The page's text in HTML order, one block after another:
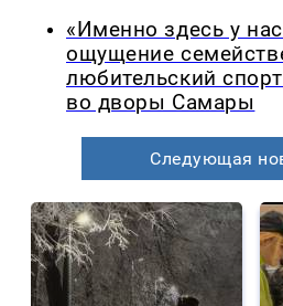
«Именно здесь у
ощущение
любительский
во дворы Самары
Следующая